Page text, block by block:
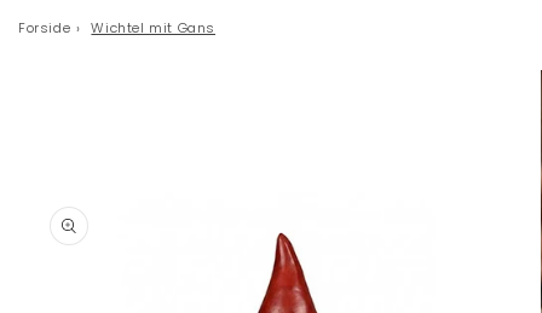
Forside › Wichtel mit Gans